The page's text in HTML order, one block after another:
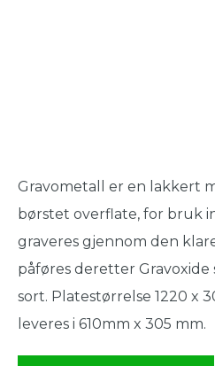
Gravometall er en lakkert
børstet overflate, for bruk
graveres gjennom den
påføres deretter
sort. Platestørrelse 1220 x
leveres i 610mm x 305 mm.